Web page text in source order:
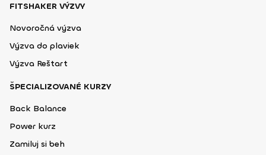
FITSHAKER VÝZVY
Novoročná výzva
Výzva do plaviek
Výzva Reštart
ŠPECIALIZOVANÉ KURZY
Back Balance
Power kurz
Zamiluj si beh